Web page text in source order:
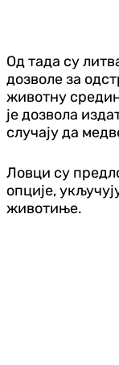
Од тада су
дозволе за
животну
је дозвола
случају да
Ловци су
опције,
животиње.